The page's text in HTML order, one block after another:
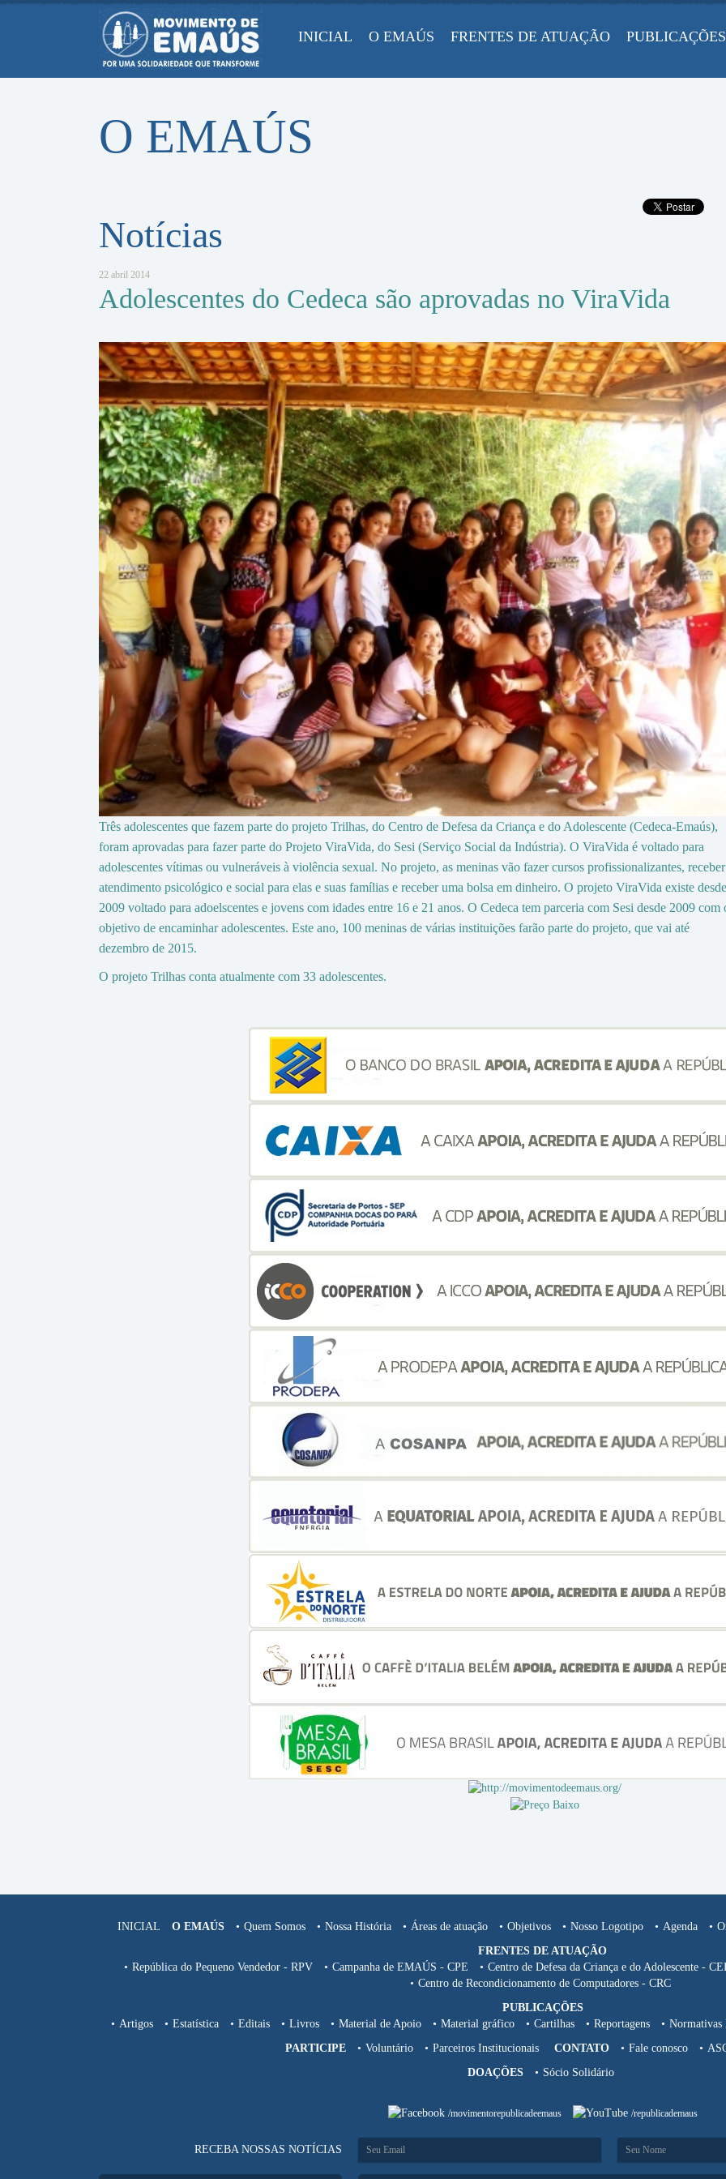
Pular
INICIAL O EMAÚS FRENTES DE ATUAÇÃO PUBLICAÇÕES
O EMAÚS
Notícias
22 abril 2014
Adolescentes do Cedeca são aprovadas no ViraVida
Três adolescentes que fazem parte do projeto Trilhas, do Centro de Defesa da Criança e do Adolescente (Cedeca-Emaús),
foram aprovadas para fazer parte do Projeto ViraVida, do Sesi (Serviço Social da Indústria). O ViraVida é voltado para
adolescentes vítimas ou vulneráveis à violência sexual. No projeto, as meninas vão fazer cursos profissionalizantes, receber
atendimento psicológico e social para elas e suas famílias e receber uma bolsa em dinheiro. O projeto ViraVida existe desde
2009 voltado para adoelscentes e jovens com idades entre 16 e 21 anos. O Cedeca tem parceria com Sesi desde 2009 com
objetivo de encaminhar adolescentes. Este ano, 100 meninas de várias instituições farão parte do projeto, que vai até
dezembro de 2015.
O projeto Trilhas conta atualmente com 33 adolescentes.
acquistare kamagra generico italia. Farmacia italiana.
acquisto kamagra in farmacia . Terapie orali.
Questo medicinale ha alcuni possibili effetti collaterali?
INICIAL O EMAÚS Quem Somos Nossa História Áreas de atuação Objetivos Nosso Logotipo Agenda
FRENTES DE ATUAÇÃO
República do Pequeno Vendedor - RPV
Campanha de EMAÚS - CPE
Centro de Defesa da Criança e do Adolescente -
Centro de Recondicionamento de Computadores - CRC
PUBLICAÇÕES
Artigos
Estatística Editais Livros Material de Apoio Material gráfico Cartilhas Reportagens
Normativas
PARTICIPE
Voluntário Parceiros Institucionais CONTATO Fale conosco
DOAÇÕES
Sócio Solidário
/movimentorepublicadeemaus /republicademaus
RECEBA NOSSAS NOTÍCIAS